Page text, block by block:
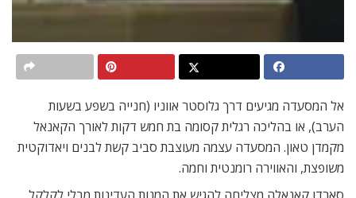
אל המסעדה מגיעים דרך גלוסטר אווניו (חנייה בשפע בשעות
הערב), או בהליכה רגלית קסומה בת חמש דקות לאורך הקאנאל
מקמדן טאון. המסעדה עצמה מעוצבת סביב קשת לבנים ויאדוקטית
משופצת, והאווירה רומנטית וחמה.
סארדו קאנאלה מצליחה להגיש את המנות העדינות מבלי לקלקל